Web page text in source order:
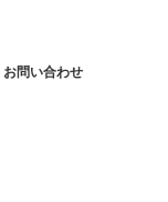
お問い合わせ